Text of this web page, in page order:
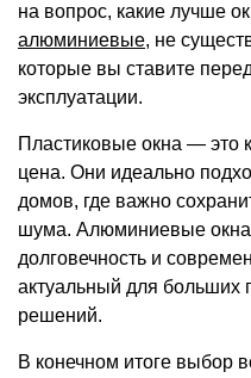
на вопрос, какие лучше
алюминиевые, не
которые вы ставите
эксплуатации.
Пластиковые окна — это
цена. Они идеально
домов, где важно
шума. Алюминиевые окна
долговечность и
актуальный для больших
решений.
В конечном итоге выбор